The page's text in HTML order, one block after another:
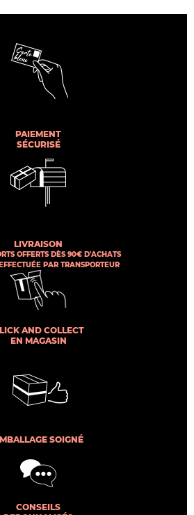
PAIEMENT
SÉCURISÉ
LIVRAISON
OFFERTS DÈS 90€ D'ACHATS
PAR TRANSPORTEUR
AND COLLECT
EN MAGASIN
SOIGNÉ
CONSEILS